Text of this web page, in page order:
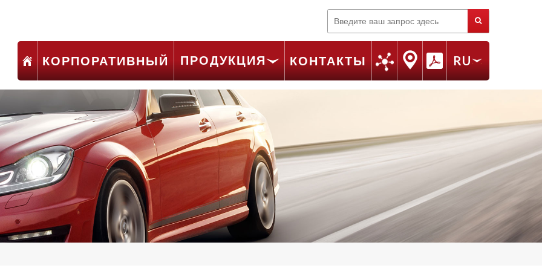
Поиск
КОРПОРАТИВНЫЙ ПРОДУКЦИЯ КОНТАКТЫ RU
FR
IT